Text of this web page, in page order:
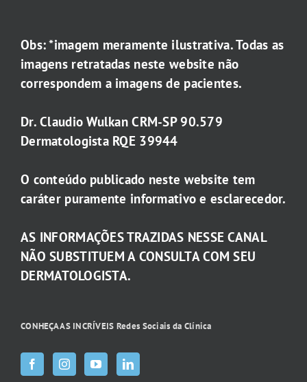
Obs: *imagem meramente ilustrativa. Todas as
imagens retratadas neste website não
correspondem a imagens de pacientes.
Dr. Claudio Wulkan CRM-SP 90.579
Dermatologista RQE 39944
O conteúdo publicado neste website tem
caráter puramente informativo e esclarecedor.
AS INFORMAÇÕES TRAZIDAS NESSE CANAL
NÃO SUBSTITUEM A CONSULTA COM SEU
DERMATOLOGISTA.
CONHEÇA AS INCRÍVEIS Redes Sociais da Clínica